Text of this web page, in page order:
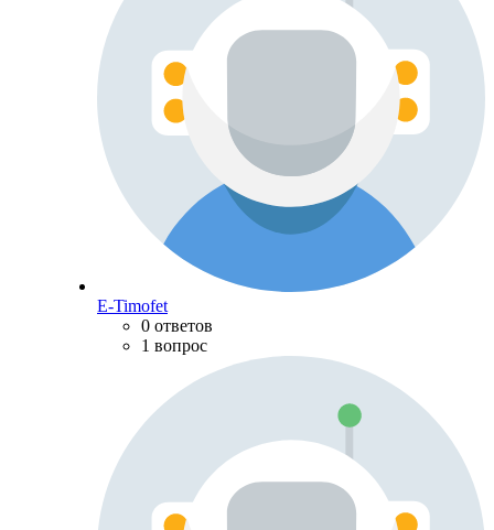
E-Timofet
0 ответов
1 вопрос